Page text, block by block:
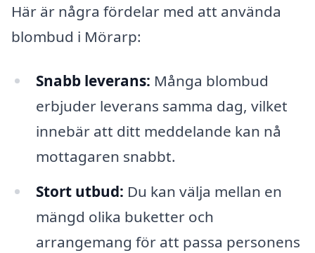
Här är några fördelar med att använda
blombud i Mörarp:
Snabb leverans: Många blombud
erbjuder leverans samma dag, vilket
innebär att ditt meddelande kan nå
mottagaren snabbt.
Stort utbud: Du kan välja mellan en
mängd olika buketter och
arrangemang för att passa personens